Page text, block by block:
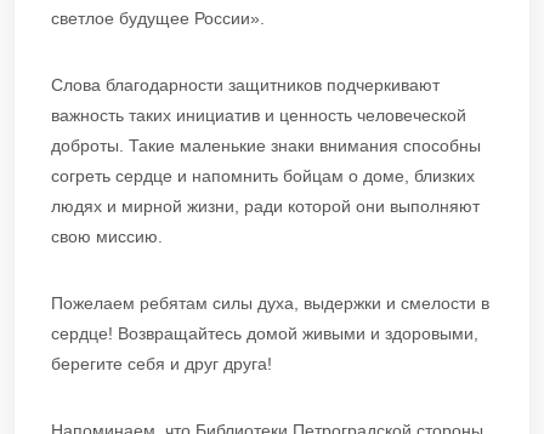
светлое будущее России».
Слова благодарности защитников подчеркивают
важность таких инициатив и ценность человеческой
доброты. Такие маленькие знаки внимания способны
согреть сердце и напомнить бойцам о доме, близких
людях и мирной жизни, ради которой они выполняют
свою миссию.
Пожелаем ребятам силы духа, выдержки и смелости в
сердце! Возвращайтесь домой живыми и здоровыми,
берегите себя и друг друга!